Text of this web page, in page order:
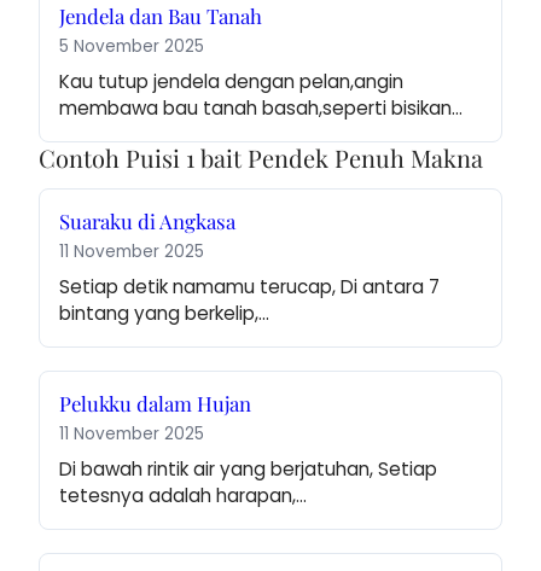
Jendela dan Bau Tanah
5 November 2025
Kau tutup jendela dengan pelan,angin
membawa bau tanah basah,seperti bisikan…
Contoh Puisi 1 bait Pendek Penuh Makna
Suaraku di Angkasa
11 November 2025
Setiap detik namamu terucap, Di antara 7
bintang yang berkelip,…
Pelukku dalam Hujan
11 November 2025
Di bawah rintik air yang berjatuhan, Setiap
tetesnya adalah harapan,…